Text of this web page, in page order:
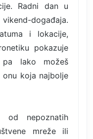
Radni dan u
događaja.
i lokacije,
pokazuje
pa lako možeš
koja najbolje
od nepoznatih
mreže ili